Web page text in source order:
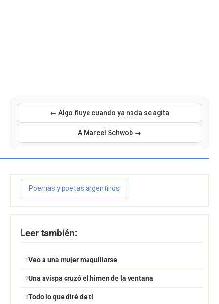
← Algo fluye cuando ya nada se agita
A Marcel Schwob →
Poemas y poetas argentinos
Leer también:
Veo a una mujer maquillarse
Una avispa cruzó el himen de la ventana
Todo lo que diré de ti